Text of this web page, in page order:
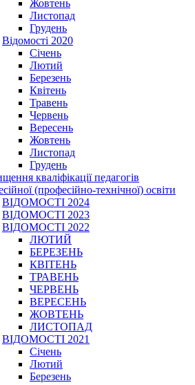
Жовтень
Листопад
Грудень
Відомості 2020
Січень
Лютий
Березень
Квітень
Травень
Червень
Вересень
Жовтень
Листопад
Грудень
кваліфікації педагогів
(професійно-технічної) освіти
ВІДОМОСТІ 2024
ВІДОМОСТІ 2023
ВІДОМОСТІ 2022
ЛЮТИЙ
БЕРЕЗЕНЬ
КВІТЕНЬ
ТРАВЕНЬ
ЧЕРВЕНЬ
ВЕРЕСЕНЬ
ЖОВТЕНЬ
ЛИСТОПАД
ВІДОМОСТІ 2021
Січень
Лютий
Березень